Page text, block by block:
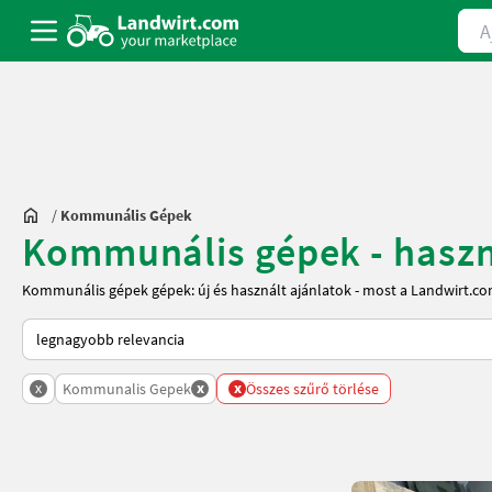
/ Kommunális Gépek
Kommunális gépek -
Kommunális gépek gépek: új és használt ajánlatok - most a
Így van sorba rendezve a Landwirt.com-on
x Kommunalis Gepek x x Összes szűrő törlése